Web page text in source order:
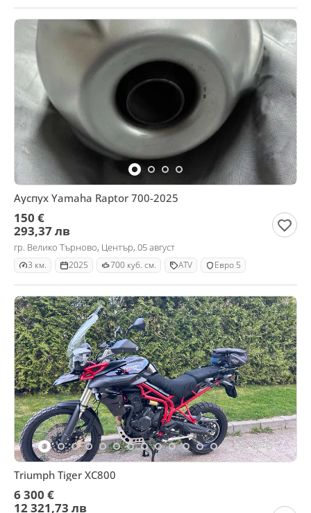
Ауспух Yamaha Raptor 700-2025
150 €
293,37 лв
гр. Велико Търново, Център, 05 август
3 км. 2025 700 куб. см. ATV Евро 5
Triumph Tiger XC800
6 300 €
12 321,73 лв